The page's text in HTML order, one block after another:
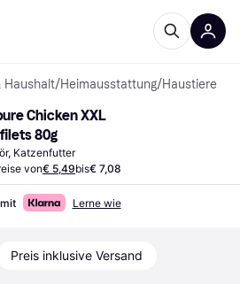
Haushalt/Heimausstattung/Haustiere
Chicken XXL
80g
Katzenfutter
von€ 5,49bis€ 7,08
Lerne wie
Preis inklusive Versand